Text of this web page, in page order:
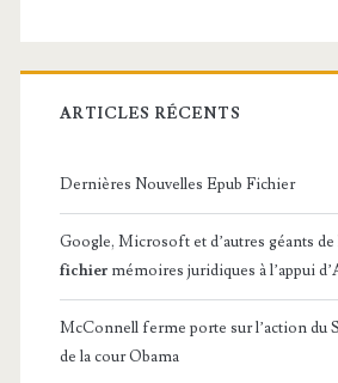
ARTICLES RÉCENTS
Dernières Nouvelles Epub Fichier
Google, Microsoft et d’autres géants
fichier mémoires juridiques à l’appui
McConnell ferme porte sur l’action du
de la cour Obama